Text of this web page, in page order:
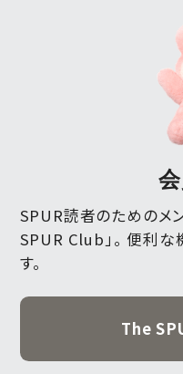
SPUR読者のためのメ
SPUR Club」。 便利な
す。
The